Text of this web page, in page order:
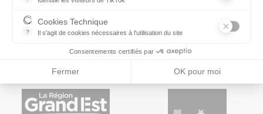
?
Cookies Technique
Il s'agit de cookies nécessaires à l'utilisation du site
Consentements certifiés par
Fermer OK pour moi
Partenaires